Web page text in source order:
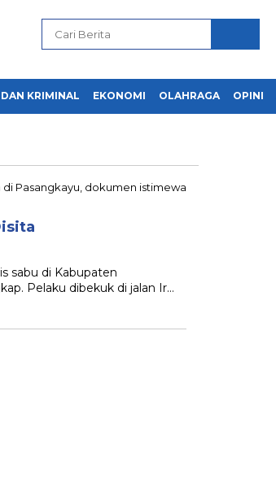
KRIMINAL EKONOMI OLAHRAGA OPINI
sabu di Kabupaten
Pelaku dibekuk di jalan Ir…